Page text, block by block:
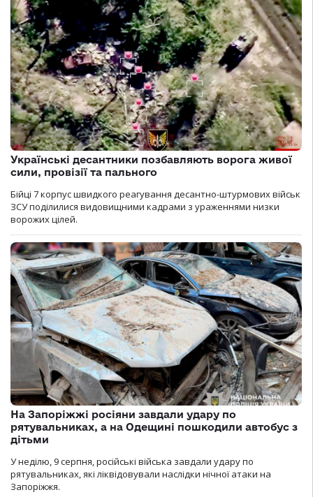
Українські десантники позбавляють ворога живої
сили, провізії та пального
Бійці 7 корпус швидкого реагування десантно-штурмових військ
ЗСУ поділилися видовищними кадрами з ураженнями низки
ворожих цілей.
На Запоріжжі росіяни завдали удару по
рятувальниках, а на Одещині пошкодили автобус з
дітьми
У неділю, 9 серпня, російські війська завдали удару по
рятувальниках, які ліквідовували наслідки нічної атаки на
Запоріжжя.